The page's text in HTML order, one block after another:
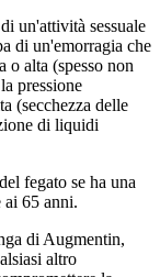
un'attività sessuale
di un'emorragia che
o alta (spesso non
pressione
(secchezza delle
di liquidi
fegato se ha una
ai 65 anni.
di Augmentin,
altro